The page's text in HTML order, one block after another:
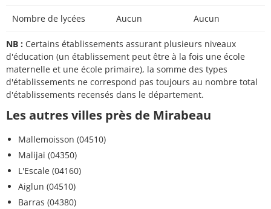
Nombre de lycées Aucun Aucun
NB : Certains établissements assurant plusieurs niveaux
d'éducation (un établissement peut être à la fois une école
maternelle et une école primaire), la somme des types
d'établissements ne correspond pas toujours au nombre total
d'établissements recensés dans le département.
Les autres villes près de Mirabeau
Mallemoisson (04510)
Malijai (04350)
L'Escale (04160)
Aiglun (04510)
Barras (04380)